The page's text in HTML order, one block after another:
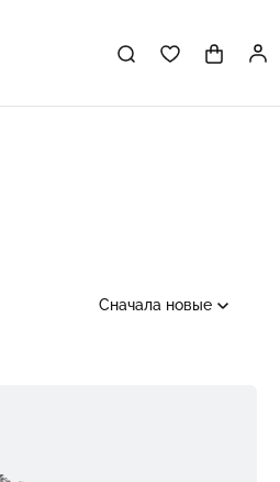
Сначала новые